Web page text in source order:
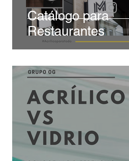
Catálogo para
Restaurantes